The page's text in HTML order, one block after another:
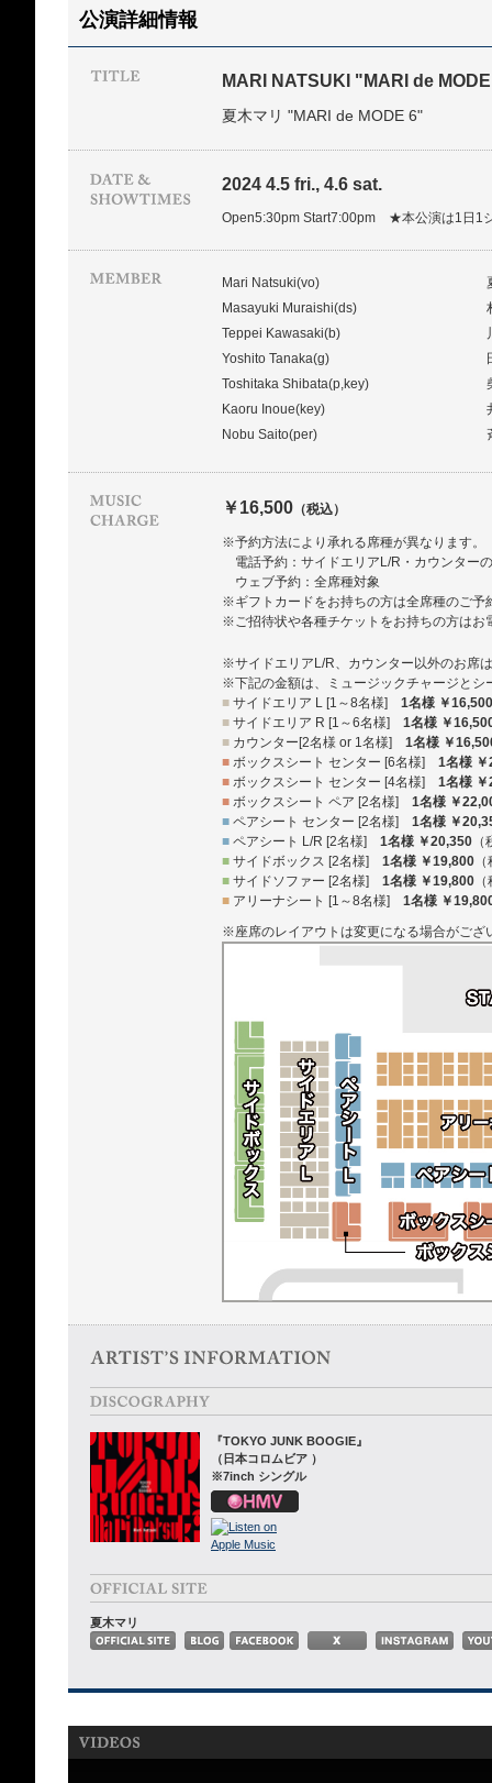
公演詳細情報
MARI NATSUKI "MARI de
夏木マリ "MARI de MODE 6"
2024 4.5 fri., 4.6 sat.
Open5:30pm Start7:00pm ★本公演は1日1
Mari Natsuki(vo)
Masayuki Muraishi(ds)
Teppei Kawasaki(b)
Yoshito Tanaka(g)
Toshitaka Shibata(p,key)
Kaoru Inoue(key)
Nobu Saito(per)
￥16,500 （税込）
※予約方法により承れる席種が異なります。
電話予約：サイドエリアL/R・カウンター
ウェブ予約：全席種対象
※ギフトカードをお持ちの方は全席種のご予
※ご招待状や各種チケットをお持ちの方はお
※サイドエリアL/R、カウンター以外のお席
※下記の金額は、ミュージックチャージとシ
■ サイドエリア L [1～8名様] 1名様 ￥16,500
■ サイドエリア R [1～6名様] 1名様 ￥
■ カウンター[2名様 or 1名様] 1名様 ￥
■ ボックスシート センター [6名様] 1名様
■ ボックスシート センター [4名様] 1名様
■ ボックスシート ペア [2名様] 1名様 ￥
■ ペアシート センター [2名様] 1名様 ￥
■ ペアシート L/R [2名様] 1名様 ￥20,350
■ サイドボックス [2名様] 1名様 ￥19,800
■ サイドソファー [2名様] 1名様 ￥19,800
■ アリーナシート [1～8名様] 1名様 ￥
※座席のレイアウトは変更になる場合がござ
『TOKYO JUNK BOOGIE』
（日本コロムビア ）
※7inch シングル
夏木マリ